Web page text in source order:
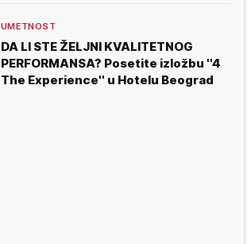
UMETNOST
DA LI STE ŽELJNI KVALITETNOG
PERFORMANSA? Posetite izložbu ''4
The Experience'' u Hotelu Beograd